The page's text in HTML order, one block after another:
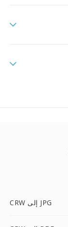
CRW إلى JPG